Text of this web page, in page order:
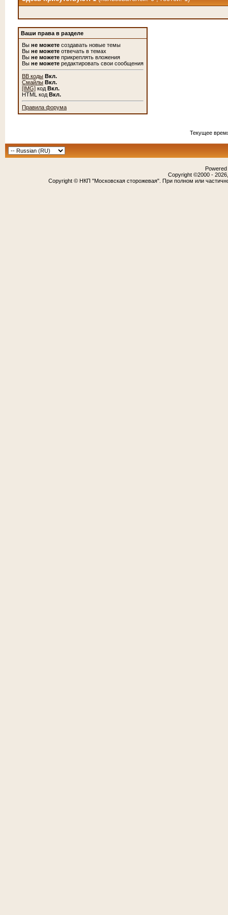
Ваши права в разделе
Вы не можете создавать новые темы
Вы не можете отвечать в темах
Вы не можете прикреплять вложения
Вы не можете редактировать свои сообщения
BB коды Вкл.
Смайлы Вкл.
[IMG] код Вкл.
HTML код Вкл.
Правила форума
Текущее
Copyright ©2000 -
Copyright © НКП "Московская сторожевая". При полном или